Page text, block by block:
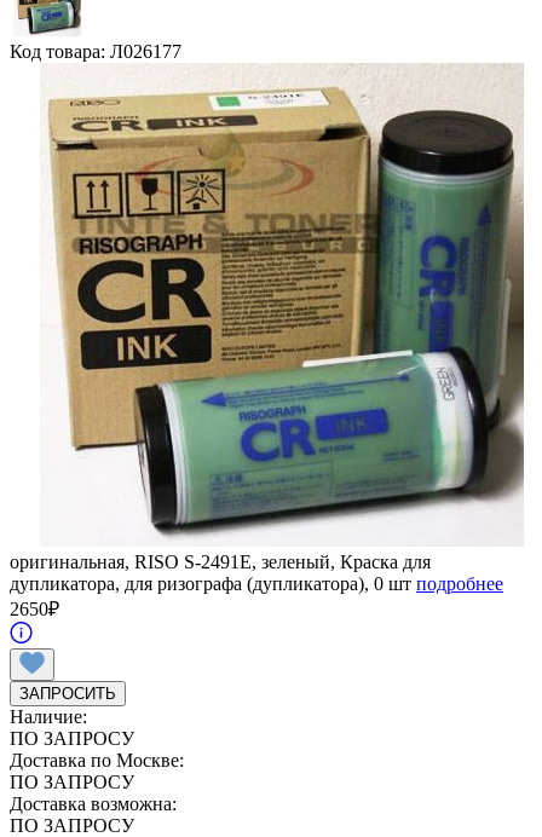
Код товара: Л026177
оригинальная, RISO S-2491E, зеленый, Краска для
дупликатора, для ризографа (дупликатора), 0 шт подробнее
2650₽
ЗАПРОСИТЬ
Наличие:
ПО ЗАПРОСУ
Доставка по Москве:
ПО ЗАПРОСУ
Доставка возможна:
ПО ЗАПРОСУ